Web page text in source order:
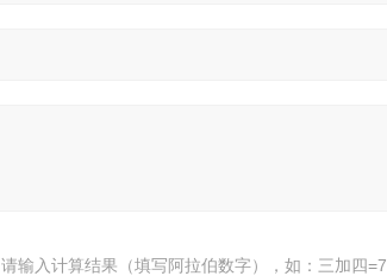
请输入计算结果（填写阿拉伯数字），如：三加四=7